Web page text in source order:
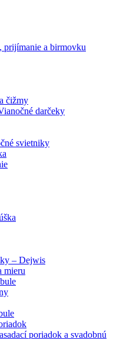
prijímanie a birmovku
čižmy
darčeky
svietniky
– Dejwis
mieru
poriadok a svadobnú